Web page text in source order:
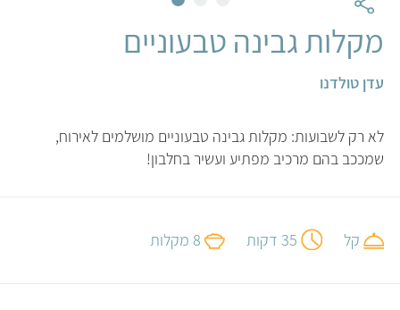
מקלות גבינה טבעוניים
עדן טולדנו
לא רק לשבועות: מקלות גבינה טבעוניים מושלמים לאירוח,
שמככב בהם מרכיב מפתיע ועשיר בחלבון!
קל 35 דקות 8 מקלות